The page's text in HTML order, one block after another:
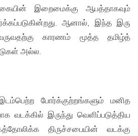
இறைமைக்கு ஆபத்தாகவும்
ஆனால், இந்த இரு
காரணம் மூத்த தமிழ்த்
அல்ல.
போர்க்குற்றங்களும் மனித
வடக்கில் இருந்து வெளிப்படுத்திய
திருச்சபையின் வடக்கு